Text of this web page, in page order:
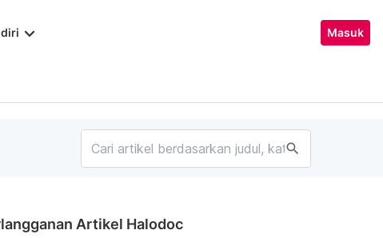
keyboard_arrow_down Masuk
search
Artikel Halodoc